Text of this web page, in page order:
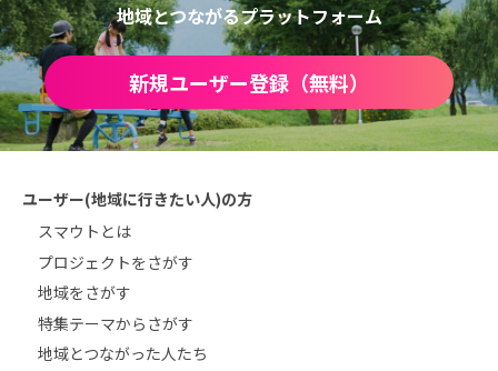
地域とつながるプラットフォーム
新規ユーザー登録（無料）
ユーザー(地域に行きたい人)の方
スマウトとは
プロジェクトをさがす
地域をさがす
特集テーマからさがす
地域とつながった人たち